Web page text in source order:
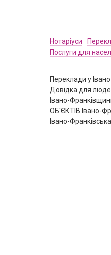
Нотаріуси
Послуги для
Переклади у
Довідка для
Івано-
ОБ'ЄКТІВ Івано-
Івано-